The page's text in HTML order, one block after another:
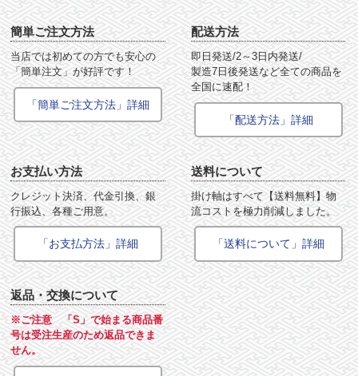
簡単ご注文方法
当店では初めての方でも安心の
「簡単注文」が好評です！
「簡単ご注文方法」詳細
配送方法
即日発送/2～3日内発送/
製造7日後発送など全ての商品を
全国に速配！
「配送方法」詳細
お支払い方法
クレジット決済、代金引換、銀
行振込、各種ご用意。
「お支払方法」詳細
送料について
掛け軸はすべて【送料無料】物
流コストを極力削減しました。
「送料について」詳細
返品・交換について
※ご注意 「S」で始まる商品番
号は受注生産のため返品できま
せん。